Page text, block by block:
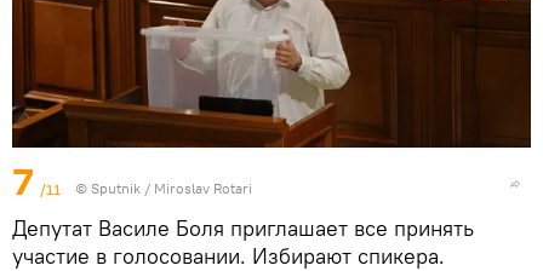
7 /11 © Sputnik / Miroslav Rotari
Депутат Василе Боля приглашает все принять
участие в голосовании. Избирают спикера.